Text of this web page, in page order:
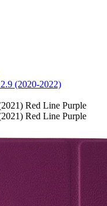
(2020-2022)
Red Line Purple
Red Line Purple